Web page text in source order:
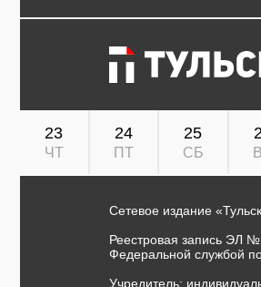
23
ЧТ
24
ПТ
25
СБ
Сетевое издание
Реестровая запись ЭЛ №
Федеральной службой
Учредитель: